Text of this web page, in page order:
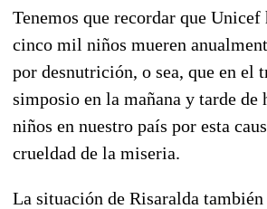
Tenemos que recordar que Unicef
cinco mil niños mueren
por desnutrición, o sea, que en el
simposio en la mañana y tarde de
niños en nuestro país por esta
crueldad de la miseria.
La situación de Risaralda